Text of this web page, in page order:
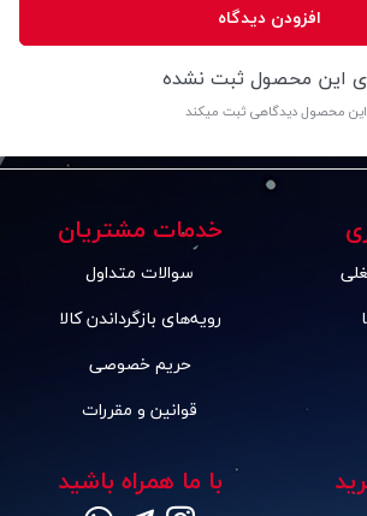
افزودن دیدگاه
این محصول ثبت نشده
این محصول دیدگاهی ثبت میکند
خدمات مشتریان
سوالات متداول
رویه‌های بازگرداندن کالا
حریم خصوصی
قوانین و مقررات
با ما همراه باشید